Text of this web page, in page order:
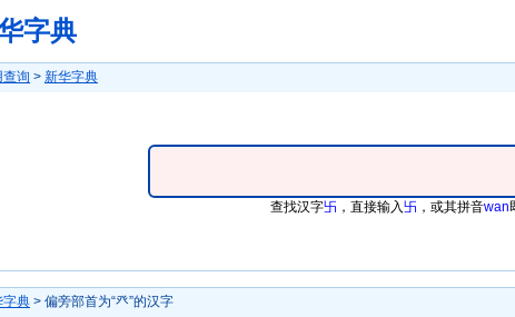
字典
查询 > 新华字典
查找汉字卐 ，直接输入卐 ，或其拼音wan
字典 > 偏旁部首为“癶”的汉字